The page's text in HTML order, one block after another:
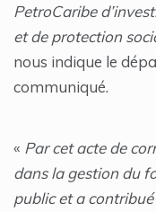
PetroCaribe
et de protection
nous indique le
communiqué.
« Par cet acte de
dans la gestion du
public et a